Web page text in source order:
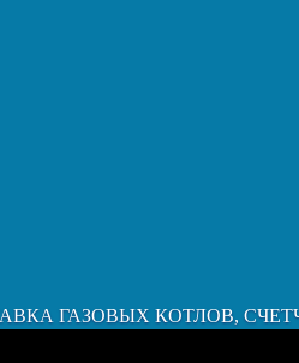
ГАЗОВЫХ КОТЛОВ,